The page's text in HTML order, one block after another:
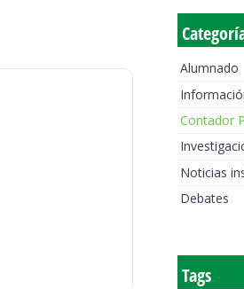
Alumnado
Contador
Noticias
Debates
Tags